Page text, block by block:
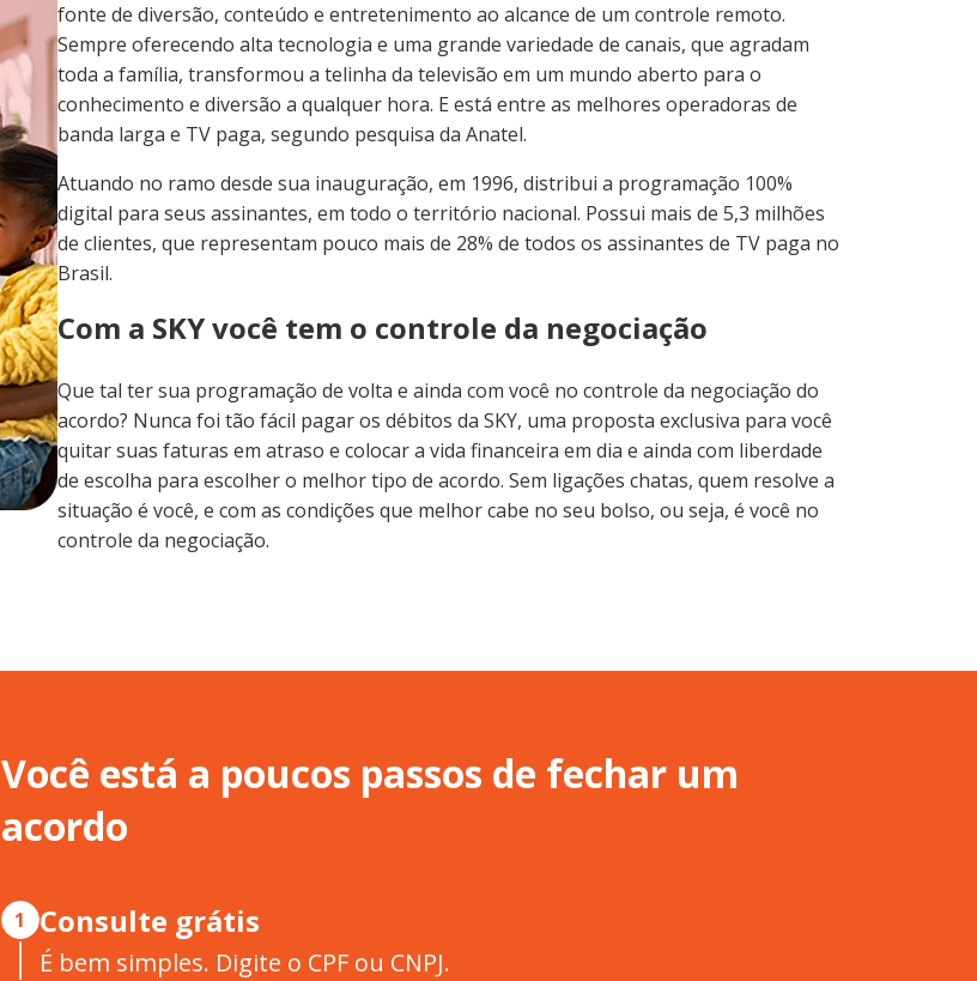
fonte de diversão, conteúdo e entretenimento ao alcance de um controle remoto.
Sempre oferecendo alta tecnologia e uma grande variedade de canais, que agradam
toda a família, transformou a telinha da televisão em um mundo aberto para o
conhecimento e diversão a qualquer hora. E está entre as melhores operadoras de
banda larga e TV paga, segundo pesquisa da Anatel.
Atuando no ramo desde sua inauguração, em 1996, distribui a programação 100%
digital para seus assinantes, em todo o território nacional. Possui mais de 5,3 milhões
de clientes, que representam pouco mais de 28% de todos os assinantes de TV paga no
Brasil.
Com a SKY você tem o controle da negociação
Que tal ter sua programação de volta e ainda com você no controle da negociação do
acordo? Nunca foi tão fácil pagar os débitos da SKY, uma proposta exclusiva para você
quitar suas faturas em atraso e colocar a vida financeira em dia e ainda com liberdade
de escolha para escolher o melhor tipo de acordo. Sem ligações chatas, quem resolve a
situação é você, e com as condições que melhor cabe no seu bolso, ou seja, é você no
controle da negociação.
Você está a poucos passos de fechar um
acordo
1 Consulte grátis
É bem simples. Digite o CPF ou CNPJ.